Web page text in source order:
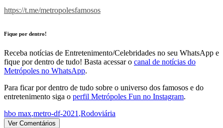
https://t.me/metropolesfamosos
Fique por dentro!
Receba notícias de Entretenimento/Celebridades no seu WhatsApp e
fique por dentro de tudo! Basta acessar o canal de notícias do
Metrópoles no WhatsApp.
Para ficar por dentro de tudo sobre o universo dos famosos e do
entretenimento siga o perfil Metrópoles Fun no Instagram.
hbo max,metro-df-2021,Rodoviária
Ver Comentários